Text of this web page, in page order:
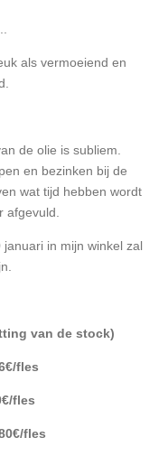
als vermoeiend en
de olie is subliem.
en bezinken bij de
wat tijd hebben wordt
afgevuld.
in mijn winkel zal
van de stock)
fles
fles
fles